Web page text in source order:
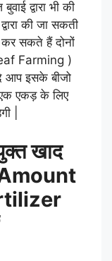
द्वारा भी की
की जा सकती
कर सकते हैं दोनों
Farming )
आप इसके बीजो
एकड़ के लिए
|
खाद
Amount